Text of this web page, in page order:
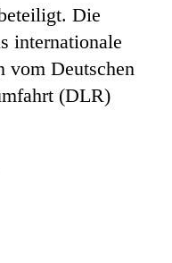
Die
internationale
vom Deutschen
(DLR)